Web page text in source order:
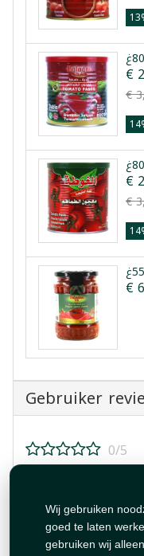
Wij gebruiken
goed te laten
gebruiken wij
€
€
€
€
€
Gebruiker
0/5